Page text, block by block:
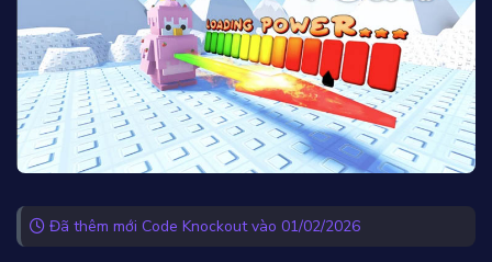
Đã thêm mới Code Knockout vào 01/02/2026